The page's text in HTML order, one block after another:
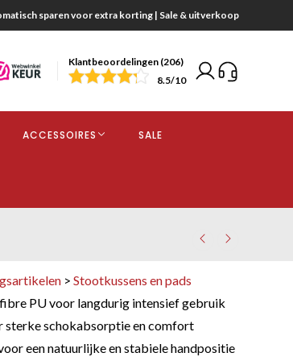
sparen voor extra korting | Sale & uitverkoop
Klantbeoordelingen (206)
8.5/10
ACCESSOIRES SALE
>Stootkussens en pads
PU voor langdurig intensief gebruik
sterke schokabsorptie en comfort
een natuurlijke en stabiele handpositie